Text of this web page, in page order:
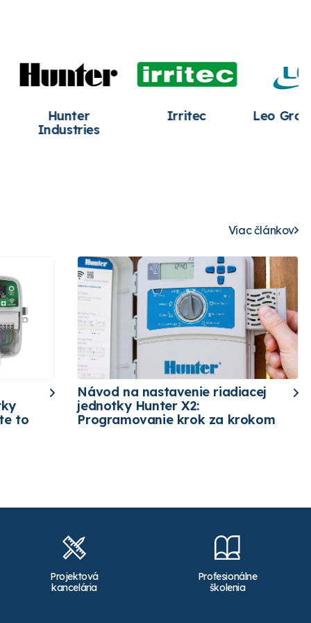
Pump Mixtron Netafim
Viac článkov
to
Návod na nastavenie riadiacej
jednotky Hunter X2:
Programovanie krok za krokom
Projektová
kancelária
Profesionálne
školenia